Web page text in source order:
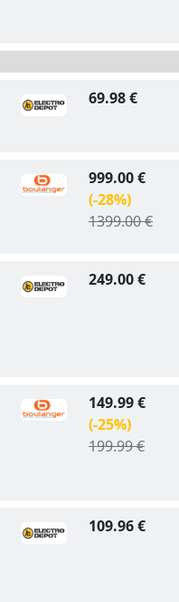
69.98 €
999.00 €
(-28%)
1399.00 €
249.00 €
149.99 €
(-25%)
199.99 €
109.96 €